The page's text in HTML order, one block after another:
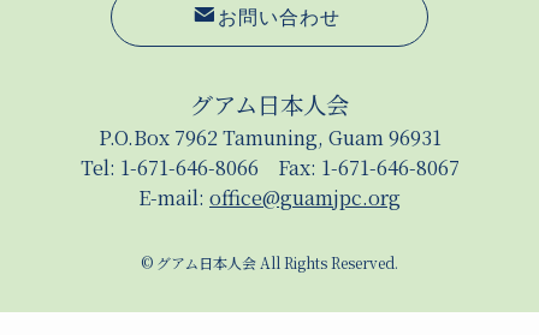
お問い合わせ
グアム日本人会
P.O.Box 7962 Tamuning, Guam 96931
Tel: 1-671-646-8066 Fax: 1-671-646-8067
E-mail: office@guamjpc.org
© グアム日本人会 All Rights Reserved.